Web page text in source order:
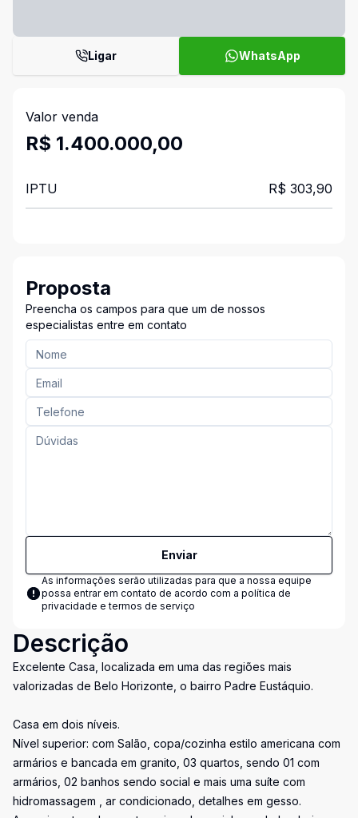
Ligar WhatsApp
Valor venda
R$ 1.400.000,00
IPTU R$ 303,90
Proposta
Preencha os campos para que um de nossos
especialistas entre em contato
Enviar
As informações serão utilizadas para que a nossa equipe
possa entrar em contato de acordo com a política de
privacidade e termos de serviço
Descrição
Excelente Casa, localizada em uma das regiões mais
valorizadas de Belo Horizonte, o bairro Padre Eustáquio.
Casa em dois níveis.
Nível superior: com Salão, copa/cozinha estilo americana com
armários e bancada em granito, 03 quartos, sendo 01 com
armários, 02 banhos sendo social e mais uma suíte com
hidromassagem , ar condicionado, detalhes em gesso.